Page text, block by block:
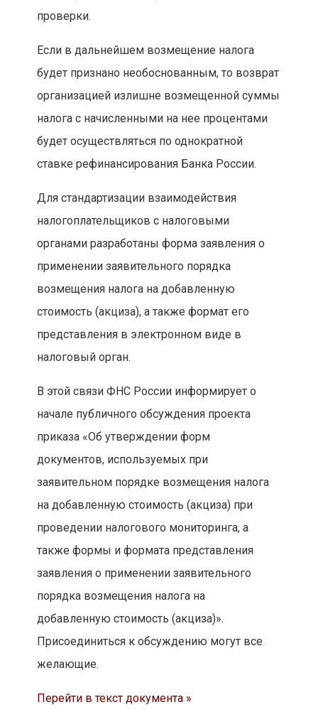
проверки.
Если в дальнейшем возмещение налога
будет признано необоснованным, то возврат
организацией излишне возмещенной суммы
налога с начисленными на нее процентами
будет осуществляться по однократной
ставке рефинансирования Банка России.
Для стандартизации взаимодействия
налогоплательщиков с налоговыми
органами разработаны форма заявления о
применении заявительного порядка
возмещения налога на добавленную
стоимость (акциза), а также формат его
представления в электронном виде в
налоговый орган.
В этой связи ФНС России информирует о
начале публичного обсуждения проекта
приказа «Об утверждении форм
документов, используемых при
заявительном порядке возмещения налога
на добавленную стоимость (акциза) при
проведении налогового мониторинга, а
также формы и формата представления
заявления о применении заявительного
порядка возмещения налога на
добавленную стоимость (акциза)».
Присоединиться к обсуждению могут все
желающие.
Перейти в текст документа »